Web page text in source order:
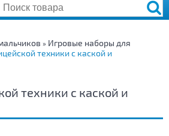
» Игровые наборы для
техники с каской и
техники с каской и